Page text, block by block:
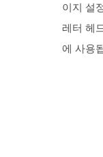
이지 설
레터 헤
에 사용